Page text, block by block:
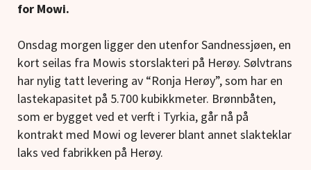
for Mowi.
Onsdag morgen ligger den utenfor Sandnessjøen, en
kort seilas fra Mowis storslakteri på Herøy. Sølvtrans
har nylig tatt levering av “Ronja Herøy”, som har en
lastekapasitet på 5.700 kubikkmeter. Brønnbåten,
som er bygget ved et verft i Tyrkia, går nå på
kontrakt med Mowi og leverer blant annet slakteklar
laks ved fabrikken på Herøy.